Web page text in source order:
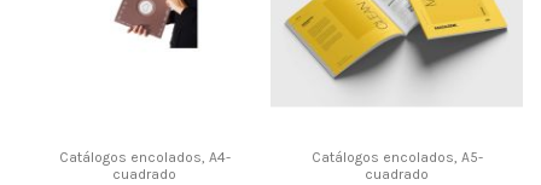
Catálogos encolados, A4-
cuadrado
Catálogos encolados, A5-
cuadrado